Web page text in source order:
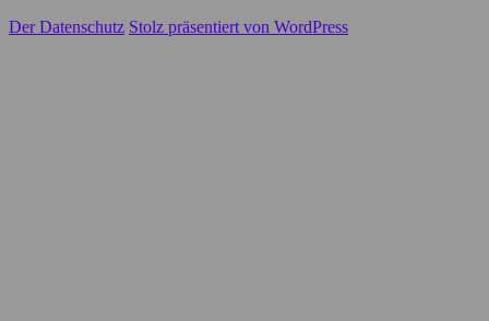
Der Datenschutz Stolz präsentiert von WordPress